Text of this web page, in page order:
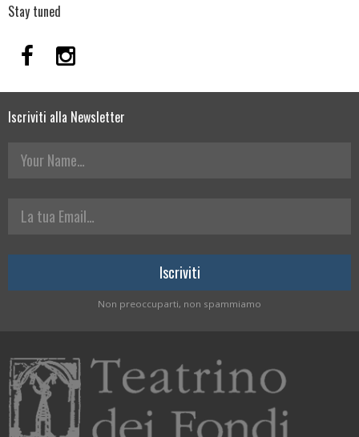
Stay tuned
Iscriviti alla Newsletter
Your Name
La tua Email
Non preoccuparti, non spammiamo